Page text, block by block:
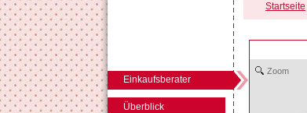
Überblick
Startseite
Einkaufsberater
Zoom